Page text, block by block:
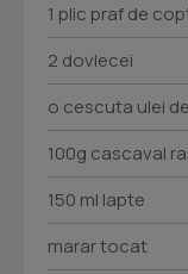
1 plic praf de
2 dovlecei
o cescuta ulei
100g cascaval
150 ml lapte
marar tocat